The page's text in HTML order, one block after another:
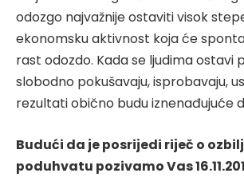
odozgo najvažnije ostaviti visok
ekonomsku aktivnost koja će
rast odozdo. Kada se ljudima ostavi
slobodno pokušavaju, isprobavaju,
rezultati obično budu iznenađujuće
Budući da je posrijedi riječ o
poduhvatu pozivamo Vas